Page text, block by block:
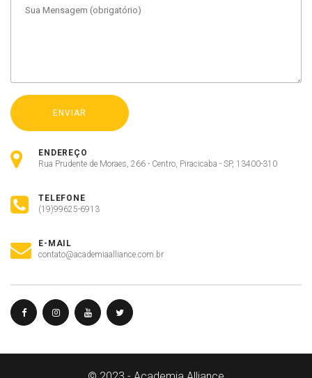
ENDEREÇO
Rua Prudente de Moraes, 266 - Centro, Piracicaba - SP, 13400-310
TELEFONE
(19)99625-6913
E-MAIL
contato@academiaalliance.com.br
Olá, insira seus dados para continuar.